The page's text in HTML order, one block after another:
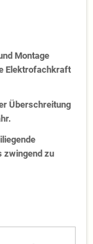
Montage
Elektrofachkraft
Überschreitung
zwingend zu